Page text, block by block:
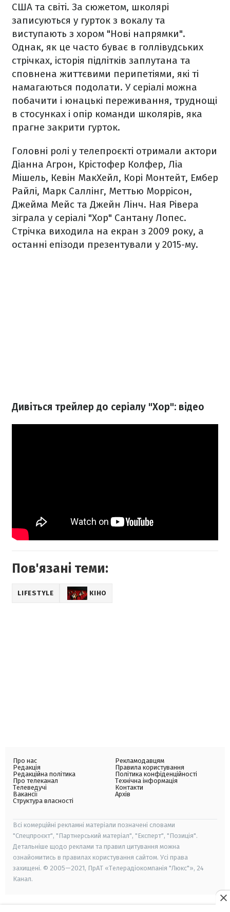
США та світі. За сюжетом, школярі
записуються у гурток з вокалу та
виступають з хором "Нові напрямки".
Однак, як це часто буває в голлівудських
стрічках, історія підлітків заплутана та
сповнена життєвими перипетіями, які ті
намагаються подолати. У серіалі можна
побачити і юнацькі переживання, труднощі
в стосунках і опір команди школярів, яка
прагне закрити гурток.
Головні ролі у телепроєкті отримали актори
Діанна Агрон, Крістофер Колфер, Ліа
Мішель, Кевін МакХейл, Корі Монтейт, Ембер
Райлі, Марк Саллінг, Меттью Моррісон,
Джейма Мейс та Джейн Лінч. Ная Рівера
зіграла у серіалі "Хор" Сантану Лопес.
Стрічка виходила на екран з 2009 року, а
останні епізоди презентували у 2015-му.
Дивіться трейлер до серіалу "Хор": відео
Пов'язані теми:
LIFESTYLE КІНО
Про нас
Редакція
Редакційна політика
Про телеканал
Телеведучі
Вакансії
Структура власності
Рекламодавцям
Правила користування
Політика конфіденційності
Технічна інформація
Контакти
Архів
Всі комерційні рекламні матеріали позначені словами
"Спецпроєкт", "Партнерський матеріал", "Експерт", "Позиція".
Детальніше щодо реклами та правил цитування можна
ознайомитись в правилах користування сайтом. Усі права
захищені. © 2005—2021, ПрАТ «Телерадіокомпанія "Люкс"», 24
Канал.